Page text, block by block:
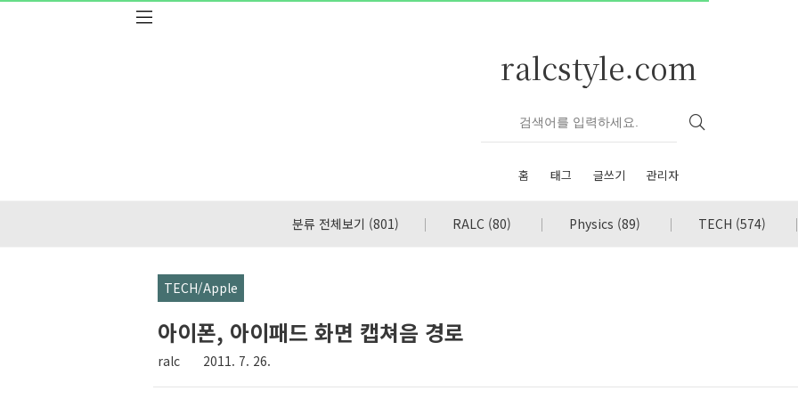
본문 바로가기
ralcstyle.com
홈 태그 글쓰기 관리자
분류 전체보기 (801) RALC (80) Physics (89) TECH (574)
TECH/Apple
아이폰, 아이패드 화면 캡쳐음 경로
ralc 2011. 7. 26.